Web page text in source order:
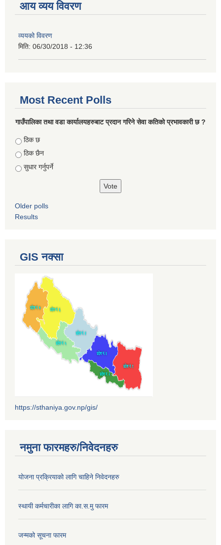
आय व्यय विवरण
व्ययको विवरण
मिति: 06/30/2018 - 12:36
Most Recent Polls
गाउँपालिका तथा वडा कार्यालयहरुबाट प्रदान गरिने सेवा कतिको प्रभावकारी छ ?
Choices
ठिक छ
ठिक छैन
सुधार गर्नुपर्ने
Older polls
Results
GIS नक्सा
https://sthaniya.gov.np/gis/
नमुना फारमहरु/निवेदनहरु
योजना प्रक्रियाको लागि चाहिने निवेदनहरु
स्थायी कर्मचारीका लागि का.स.मु फारम
जन्मको सूचना फारम